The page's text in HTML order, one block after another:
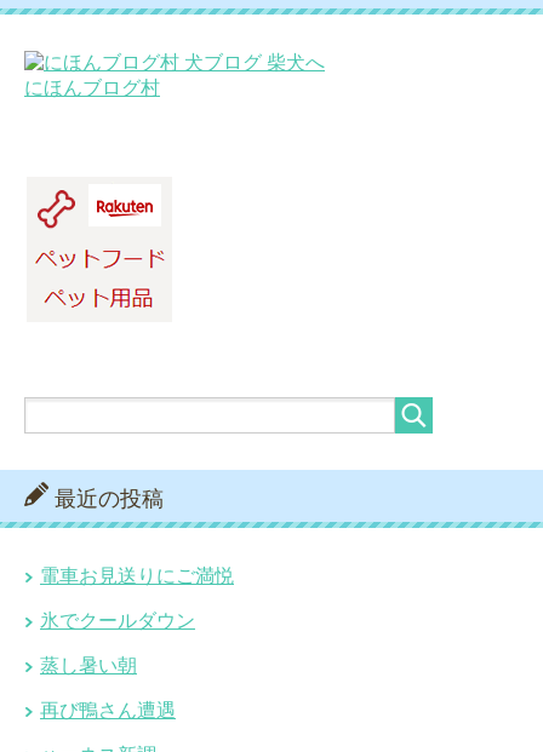
にほんブログ村
最近の投稿
電車お見送りにご満悦
氷でクールダウン
蒸し暑い朝
再び鴨さん遭遇